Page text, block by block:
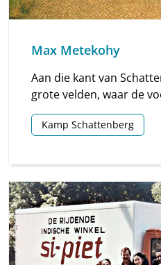
Max Metekohy
Aan die kant van
grote velden, waar de
gehouden werden. Toen
daar eens een
Kamp Schattenberg